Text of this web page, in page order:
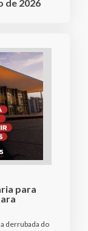
de 2026
para
derrubada do